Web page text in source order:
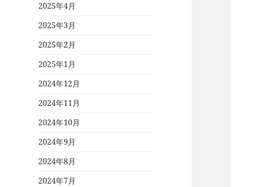
2025年4月
2025年3月
2025年2月
2025年1月
2024年12月
2024年11月
2024年10月
2024年9月
2024年8月
2024年7月